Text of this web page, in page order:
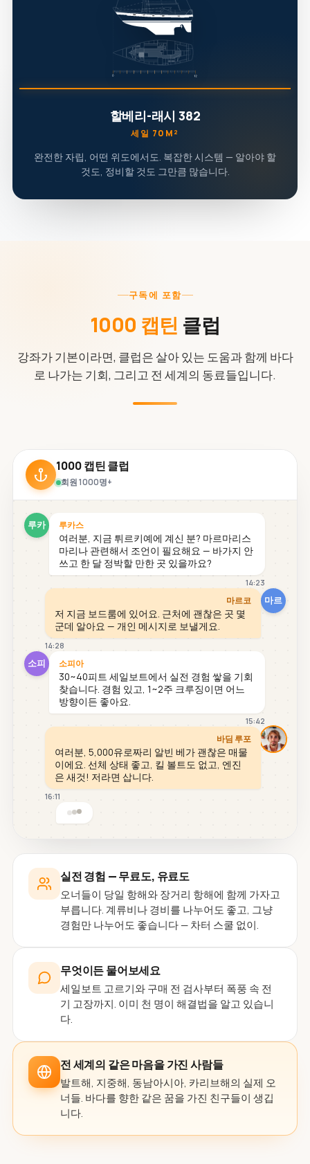
할베리-래시 382
세일 70M²
완전한 자립, 어떤 위도에서도. 복잡한 시스템 — 알아야 할
것도, 정비할 것도 그만큼 많습니다.
구독에 포함
1000 캡틴 클럽
강좌가 기본이라면, 클럽은 살아 있는 도움과 함께 바다
로 나가는 기회, 그리고 전 세계의 동료들입니다.
1000 캡틴 클럽
회원 1000명+
루카 루카스
여러분, 지금 튀르키예에 계신 분? 마르마리스
마리나 관련해서 조언이 필요해요 — 바가지 안
쓰고 한 달 정박할 만한 곳 있을까요?
14:23
마르
마르코
저 지금 보드룸에 있어요. 근처에 괜찮은 곳 몇
군데 알아요 — 개인 메시지로 보낼게요.
14:28
소피 소피아
30~40피트 세일보트에서 실전 경험 쌓을 기회
찾습니다. 경험 있고, 1~2주 크루징이면 어느
방향이든 좋아요.
15:42
바딤 루포
여러분, 5,000유로짜리 알빈 베가 괜찮은 매물
이에요. 선체 상태 좋고, 킬 볼트도 없고, 엔진
은 새것! 저라면 삽니다.
16:11
실전 경험 — 무료도, 유료도
오너들이 당일 항해와 장거리 항해에 함께 가자고
부릅니다. 계류비나 경비를 나누어도 좋고, 그냥
경험만 나누어도 좋습니다 — 차터 스쿨 없이.
무엇이든 물어보세요
세일보트 고르기와 구매 전 검사부터 폭풍 속 전
기 고장까지. 이미 천 명이 해결법을 알고 있습니
다.
전 세계의 같은 마음을 가진 사람들
발트해, 지중해, 동남아시아, 카리브해의 실제 오
너들. 바다를 향한 같은 꿈을 가진 친구들이 생깁
니다.